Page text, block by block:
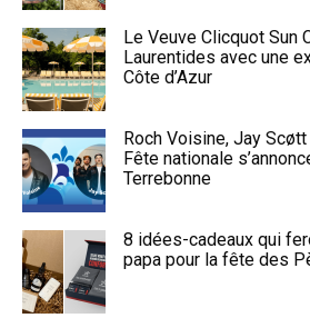
Le Veuve Clicquot Sun
Laurentides avec une
Côte d’Azur
Roch Voisine, Jay
Fête nationale
Terrebonne
8 idées-cadeaux qui
papa pour la fête des